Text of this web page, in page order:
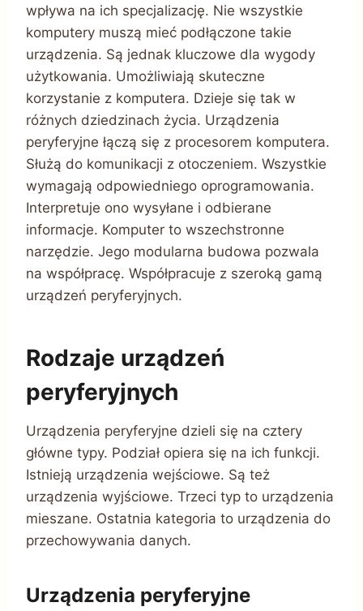
wpływa na ich specjalizację. Nie wszystkie
komputery muszą mieć podłączone takie
urządzenia. Są jednak kluczowe dla wygody
użytkowania. Umożliwiają skuteczne
korzystanie z komputera. Dzieje się tak w
różnych dziedzinach życia. Urządzenia
peryferyjne łączą się z procesorem komputera.
Służą do komunikacji z otoczeniem. Wszystkie
wymagają odpowiedniego oprogramowania.
Interpretuje ono wysyłane i odbierane
informacje. Komputer to wszechstronne
narzędzie. Jego modularna budowa pozwala
na współpracę. Współpracuje z szeroką gamą
urządzeń peryferyjnych.
Rodzaje urządzeń
peryferyjnych
Urządzenia peryferyjne dzieli się na cztery
główne typy. Podział opiera się na ich funkcji.
Istnieją urządzenia wejściowe. Są też
urządzenia wyjściowe. Trzeci typ to urządzenia
mieszane. Ostatnia kategoria to urządzenia do
przechowywania danych.
Urządzenia peryferyjne